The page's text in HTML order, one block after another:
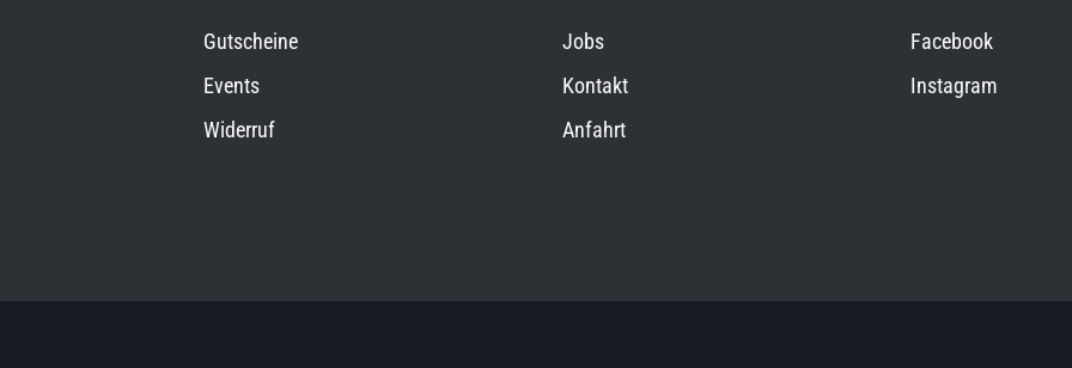
Gutscheine
Events
Widerruf
Jobs
Kontakt
Anfahrt
Facebook
Instagram